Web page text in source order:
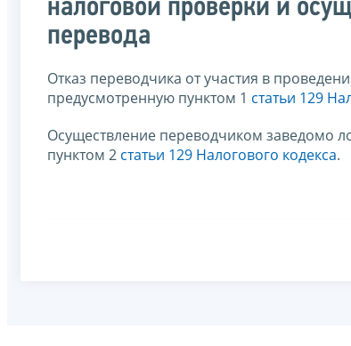
налоговой проверки и
перевода
Отказ переводчика от участия в
предусмотренную пунктом 1 статьи 129
Осуществление переводчиком заведомо
пунктом 2 статьи 129 Налогового кодекса.